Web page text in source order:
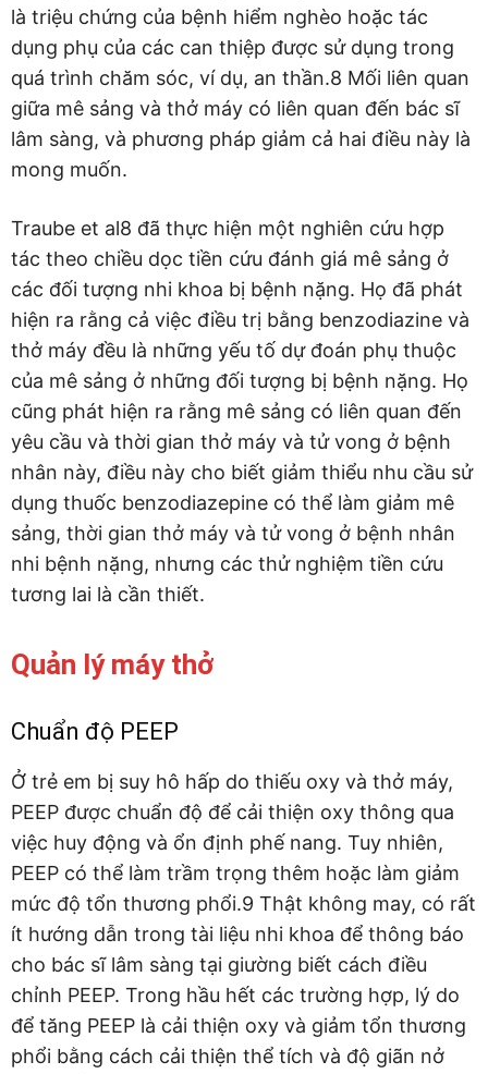
là triệu chứng của bệnh hiểm nghèo hoặc tác
dụng phụ của các can thiệp được sử dụng trong
quá trình chăm sóc, ví dụ, an thần.8 Mối liên quan
giữa mê sảng và thở máy có liên quan đến bác sĩ
lâm sàng, và phương pháp giảm cả hai điều này là
mong muốn.
Traube et al8 đã thực hiện một nghiên cứu hợp
tác theo chiều dọc tiền cứu đánh giá mê sảng ở
các đối tượng nhi khoa bị bệnh nặng. Họ đã phát
hiện ra rằng cả việc điều trị bằng benzodiazine và
thở máy đều là những yếu tố dự đoán phụ thuộc
của mê sảng ở những đối tượng bị bệnh nặng. Họ
cũng phát hiện ra rằng mê sảng có liên quan đến
yêu cầu và thời gian thở máy và tử vong ở bệnh
nhân này, điều này cho biết giảm thiểu nhu cầu sử
dụng thuốc benzodiazepine có thể làm giảm mê
sảng, thời gian thở máy và tử vong ở bệnh nhân
nhi bệnh nặng, nhưng các thử nghiệm tiền cứu
tương lai là cần thiết.
Quản lý máy thở
Chuẩn độ PEEP
Ở trẻ em bị suy hô hấp do thiếu oxy và thở máy,
PEEP được chuẩn độ để cải thiện oxy thông qua
việc huy động và ổn định phế nang. Tuy nhiên,
PEEP có thể làm trầm trọng thêm hoặc làm giảm
mức độ tổn thương phổi.9 Thật không may, có rất
ít hướng dẫn trong tài liệu nhi khoa để thông báo
cho bác sĩ lâm sàng tại giường biết cách điều
chỉnh PEEP. Trong hầu hết các trường hợp, lý do
để tăng PEEP là cải thiện oxy và giảm tổn thương
phổi bằng cách cải thiện thể tích và độ giãn nở